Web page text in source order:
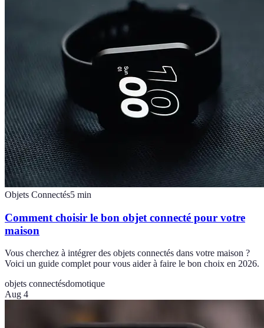
Objets Connectés5 min
Comment choisir le bon objet connecté pour votre
maison
Vous cherchez à intégrer des objets connectés dans votre maison ?
Voici un guide complet pour vous aider à faire le bon choix en 2026.
objets connectésdomotique
Aug 4